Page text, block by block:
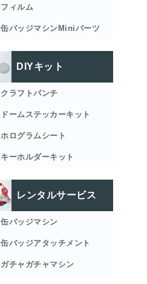
フィルム
缶バッジマシンMiniパーツ
DIYキット
クラフトパンチ
ドームステッカーキット
ホログラムシート
キーホルダーキット
レンタルサービス
缶バッジマシン
缶バッジアタッチメント
ガチャガチャマシン